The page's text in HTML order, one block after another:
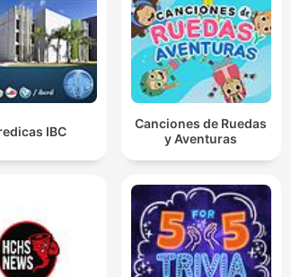
IBC
Canciones de Ruedas
y Aventuras